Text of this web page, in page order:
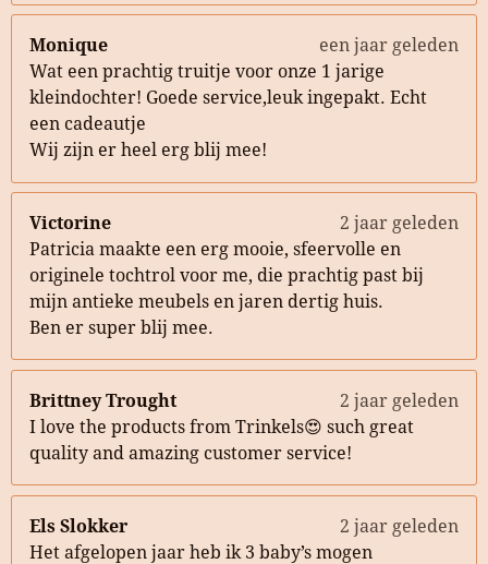
Monique
een jaar geleden
Wat een prachtig truitje voor onze 1 jarige
kleindochter! Goede service,leuk ingepakt. Echt
een cadeautje
Wij zijn er heel erg blij mee!
Victorine
2 jaar geleden
Patricia maakte een erg mooie, sfeervolle en
originele tochtrol voor me, die prachtig past bij
mijn antieke meubels en jaren dertig huis.
Ben er super blij mee.
Brittney Trought
2 jaar geleden
I love the products from Trinkels😍 such great
quality and amazing customer service!
Els Slokker
2 jaar geleden
Het afgelopen jaar heb ik 3 baby’s mogen